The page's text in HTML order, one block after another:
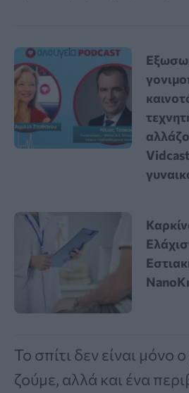
Το σπίτι δεν είναι μόνο
ζούμε, αλλά και ένα